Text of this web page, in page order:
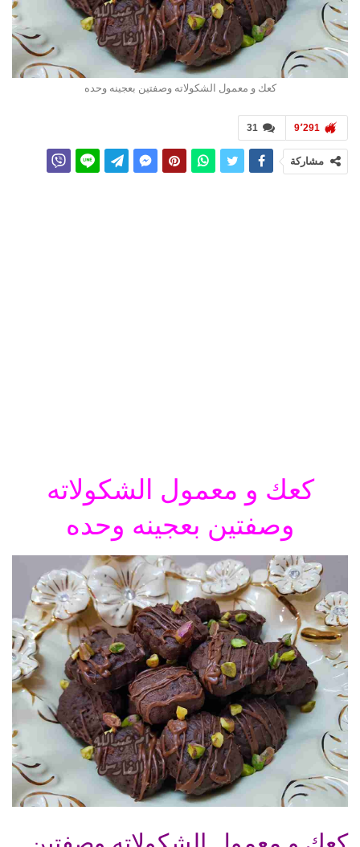
كعك و معمول الشكولاته وصفتين بعجينه وحده
31 9٬291
مشاركة
كعك و معمول الشكولاته
وصفتين بعجينه وحده